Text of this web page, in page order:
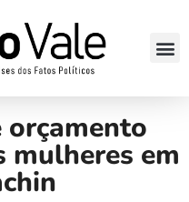
orçamento
mulheres em